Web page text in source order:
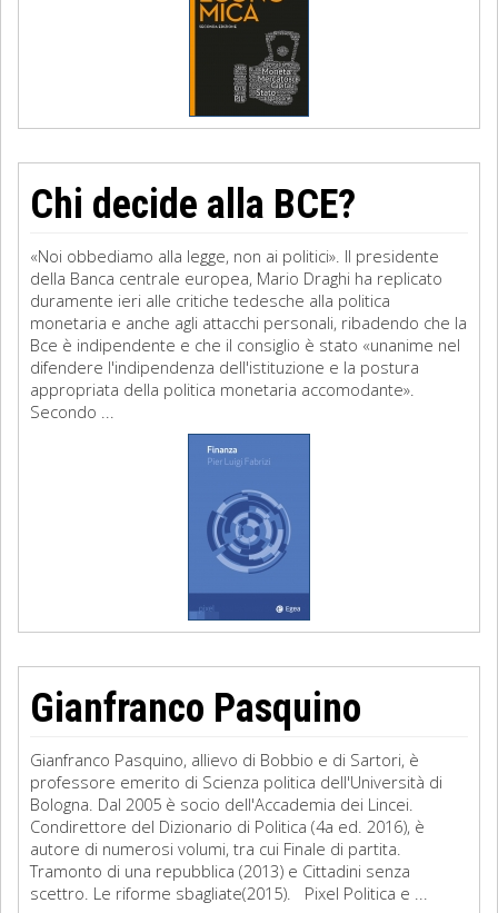
Chi decide alla BCE?
«Noi obbediamo alla legge, non ai politici». Il presidente
della Banca centrale europea, Mario Draghi ha replicato
duramente ieri alle critiche tedesche alla politica
monetaria e anche agli attacchi personali, ribadendo che la
Bce è indipendente e che il consiglio è stato «unanime nel
difendere l'indipendenza dell'istituzione e la postura
appropriata della politica monetaria accomodante».
Secondo ...
Gianfranco Pasquino
Gianfranco Pasquino, allievo di Bobbio e di Sartori, è
professore emerito di Scienza politica dell'Università di
Bologna. Dal 2005 è socio dell'Accademia dei Lincei.
Condirettore del Dizionario di Politica (4a ed. 2016), è
autore di numerosi volumi, tra cui Finale di partita.
Tramonto di una repubblica (2013) e Cittadini senza
scettro. Le riforme sbagliate(2015). Pixel Politica e ...